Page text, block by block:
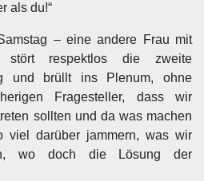
als du!“
– eine andere Frau mit
stört respektlos die zweite
und brüllt ins Plenum, ohne
Fragesteller, dass wir
sollten und da was machen
viel darüber jammern, was wir
wo doch die Lösung der